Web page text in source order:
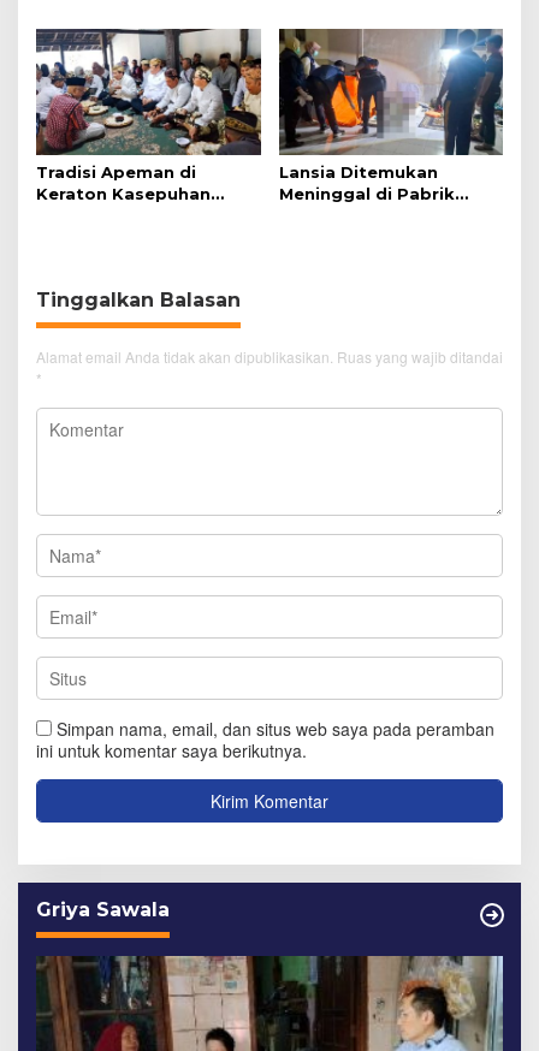
Disabilitas
Nyaman
Tradisi Apeman di
Keraton Kasepuhan
Lansia Ditemukan
Meninggal di Pabrik
Tinggalkan Balasan
Alamat email Anda tidak akan dipublikasikan. Ruas yang wajib ditandai
*
Simpan nama, email, dan situs web saya pada peramban
ini untuk komentar saya berikutnya.
Griya Sawala